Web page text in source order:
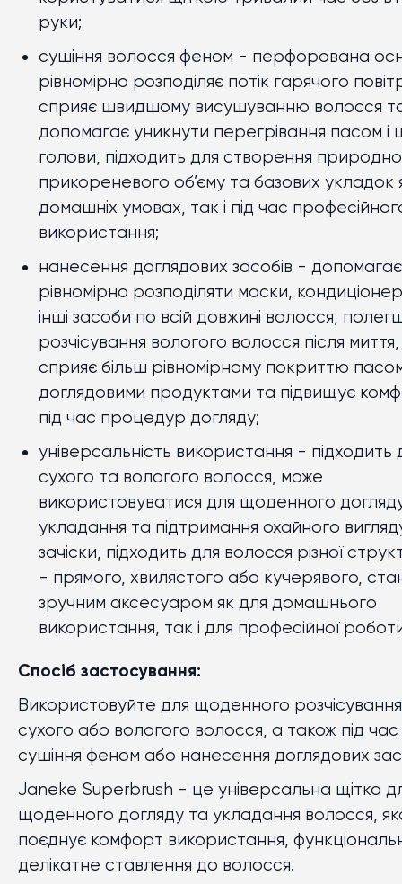
руки;
сушіння волосся феном - перфорована
рівномірно розподіляє потік гарячого
сприяє швидшому висушуванню волосся
допомагає уникнути перегрівання пасом і
голови, підходить для створення
прикореневого об’єму та базових укладок
домашніх умовах, так і під час
використання;
нанесення доглядових засобів - допомагає
рівномірно розподіляти маски,
інші засоби по всій довжині волосся,
розчісування вологого волосся після миття,
сприяє більш рівномірному покриттю
доглядовими продуктами та підвищує
під час процедур догляду;
універсальність використання - підходить
сухого та вологого волосся, може
використовуватися для щоденного
укладання та підтримання охайного
зачіски, підходить для волосся різної
- прямого, хвилястого або кучерявого,
зручним аксесуаром як для домашнього
використання, так і для професійної
Спосіб застосування:
Використовуйте для щоденного розчісування
сухого або вологого волосся, а також під час
сушіння феном або нанесення доглядових
Janeke Superbrush - це універсальна щітка
щоденного догляду та укладання волосся,
поєднує комфорт використання,
делікатне ставлення до волосся.